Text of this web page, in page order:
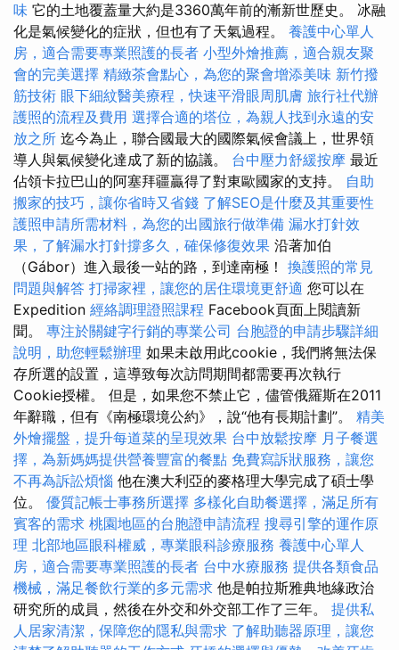
味 它的土地覆蓋量大約是3360萬年前的漸新世歷史。 冰融
化是氣候變化的症狀，但也有了天氣過程。 養護中心單人
房，適合需要專業照護的長者 小型外燴推薦，適合親友聚
會的完美選擇 精緻茶會點心，為您的聚會增添美味 新竹撥
筋技術 眼下細紋醫美療程，快速平滑眼周肌膚 旅行社代辦
護照的流程及費用 選擇合適的塔位，為親人找到永遠的安
放之所 迄今為止，聯合國最大的國際氣候會議上，世界領
導人與氣候變化達成了新的協議。 台中壓力舒緩按摩 最近
佔領卡拉巴山的阿塞拜疆贏得了對東歐國家的支持。 自助
搬家的技巧，讓你省時又省錢 了解SEO是什麼及其重要性
護照申請所需材料，為您的出國旅行做準備 漏水打針效
果，了解漏水打針撐多久，確保修復效果 沿著加伯
（Gábor）進入最後一站的路，到達南極！ 換護照的常見
問題與解答 打掃家裡，讓您的居住環境更舒適 您可以在
Expedition 經絡調理證照課程 Facebook頁面上閱讀新
聞。 專注於關鍵字行銷的專業公司 台胞證的申請步驟詳細
說明，助您輕鬆辦理 如果未啟用此cookie，我們將無法保
存所選的設置，這導致每次訪問期間都需要再次執行
Cookie授權。 但是，如果您不禁止它，儘管俄羅斯在2011
年辭職，但有《南極環境公約》，說“他有長期計劃”。 精美
外燴擺盤，提升每道菜的呈現效果 台中放鬆按摩 月子餐選
擇，為新媽媽提供營養豐富的餐點 免費寫訴狀服務，讓您
不再為訴訟煩惱 他在澳大利亞的麥格理大學完成了碩士學
位。 優質記帳士事務所選擇 多樣化自助餐選擇，滿足所有
賓客的需求 桃園地區的台胞證申請流程 搜尋引擎的運作原
理 北部地區眼科權威，專業眼科診療服務 養護中心單人
房，適合需要專業照護的長者 台中水療服務 提供各類食品
機械，滿足餐飲行業的多元需求 他是帕拉斯雅典地緣政治
研究所的成員，然後在外交和外交部工作了三年。 提供私
人居家清潔，保障您的隱私與需求 了解助聽器原理，讓您